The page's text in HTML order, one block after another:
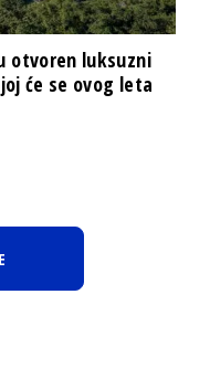
otvoren luksuzni
će se ovog leta